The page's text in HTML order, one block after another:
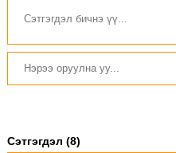
Сэтгэгдэл (8)